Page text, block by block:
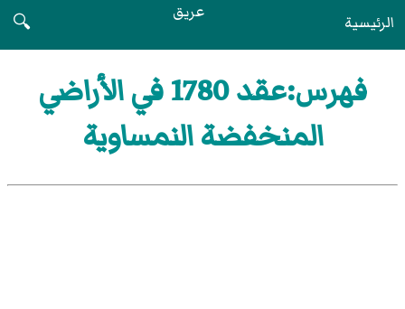
الرئيسية عريق
🔍
فهرس:عقد 1780 في الأراضي
المنخفضة النمساوية